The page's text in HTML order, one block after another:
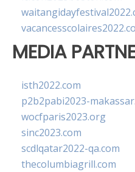
MEDIA
isth2022.com
p2b2pabi2023-
wocfparis2023.org
sinc2023.com
scdlqatar2022-qa.com
thecolumbiagrill.com